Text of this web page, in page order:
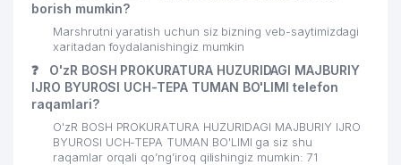
borish mumkin?
Marshrutni yaratish uchun siz bizning veb-saytimizdagi
xaritadan foydalanishingiz mumkin
❓
O'zR BOSH PROKURATURA HUZURIDAGI MAJBURIY
IJRO BYUROSI UCH-TEPA TUMAN BO'LIMI telefon
raqamlari?
O'zR BOSH PROKURATURA HUZURIDAGI MAJBURIY IJRO
BYUROSI UCH-TEPA TUMAN BO'LIMI ga siz shu
raqamlar orqali qo’ng’iroq qilishingiz mumkin: 71